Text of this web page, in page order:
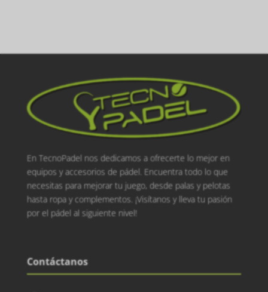
En TecnoPadel nos dedicamos a ofrecerte lo mejor en
equipos y accesorios de pádel. Encuentra todo lo que
necesitas para mejorar tu juego, desde palas y pelotas
hasta ropa y complementos. ¡Visítanos y lleva tu pasión
por el pádel al siguiente nivel!
Contáctanos